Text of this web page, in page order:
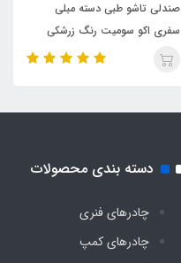
صندلی تاشو طبی دسته مبلی
سفری اکو سومیت رنگ زرشکی
دسته بندی محصولات
چادرهای فنری
چادرهای کمپ